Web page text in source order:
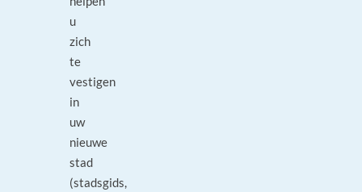
u
zich
te
vestigen
in
uw
nieuwe
stad
(stadsgids,